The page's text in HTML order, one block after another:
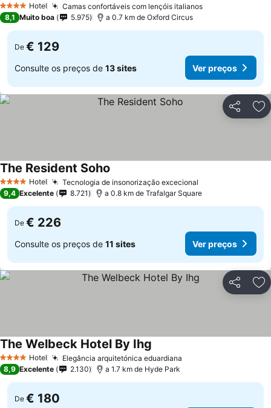
4 EstrelasHotel Camas confortáveis com lençóis italianosVer preços
8,1 Muito boa 5.975 a 0.7 km de Oxford Circus
De € 129
Consulte os preços de 13 sites Ver preços
Partilhar
4 EstrelasHotel Tecnologia de insonorização excecional
The Resident Soho
9,4 Excelente 8.721 a 0.8 km de Trafalgar Square
De € 226
Consulte os preços de 11 sites Ver preços
Partilhar
4 EstrelasHotel Elegância arquitetónica eduardiana
The Welbeck Hotel By Ihg
8,9 Excelente 2.130 a 1.7 km de Hyde Park
De € 180